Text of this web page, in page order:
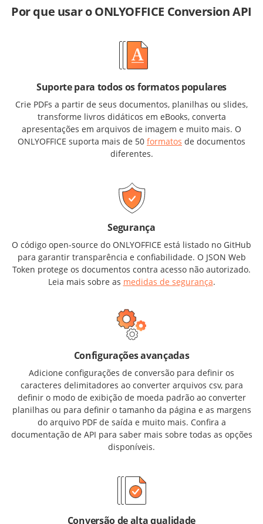
Por que usar o ONLYOFFICE Conversion API
Suporte para todos os formatos populares
Crie PDFs a partir de seus documentos, planilhas ou slides,
transforme livros didáticos em eBooks, converta
apresentações em arquivos de imagem e muito mais. O
ONLYOFFICE suporta mais de 50 formatos de documentos
diferentes.
Segurança
O código open-source do ONLYOFFICE está listado no GitHub
para garantir transparência e confiabilidade. O JSON Web
Token protege os documentos contra acesso não autorizado.
Leia mais sobre as medidas de segurança.
Configurações avançadas
Adicione configurações de conversão para definir os
caracteres delimitadores ao converter arquivos csv, para
definir o modo de exibição de moeda padrão ao converter
planilhas ou para definir o tamanho da página e as margens
do arquivo PDF de saída e muito mais. Confira a
documentação de API para saber mais sobre todas as opções
disponíveis.
Conversão de alta qualidade